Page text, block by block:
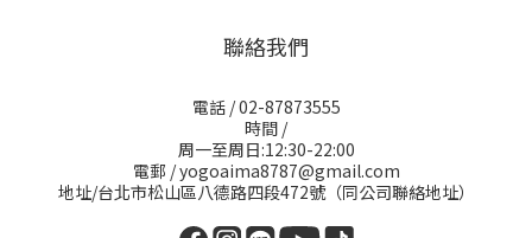
聯絡我們
電話 / 02-87873555
時間 /
周一至周日:12:30-22:00
電郵 / yogoaima8787@gmail.com
地址/台北市松山區八德路四段472號（同公司聯絡地址）